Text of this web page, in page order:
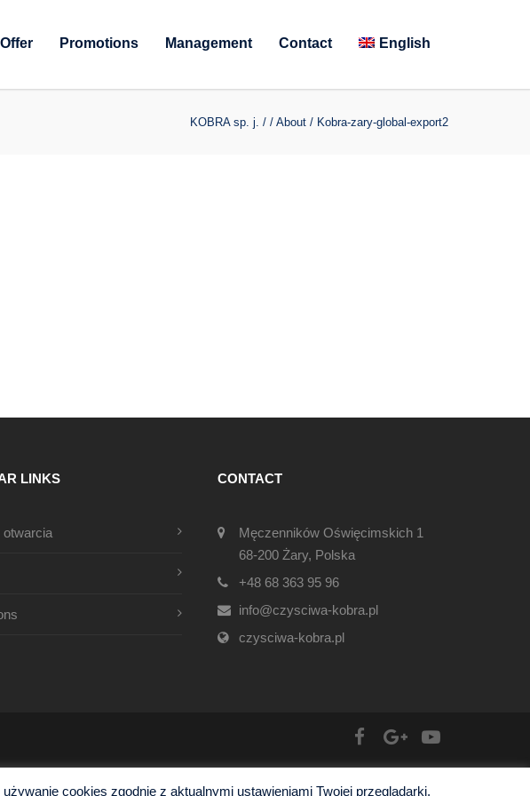
Offer Promotions Management Contact English
KOBRA sp. j. / / About / Kobra-zary-global-export2
LINKS
otwarcia
CONTACT
Męczenników Oświęcimskich 1
68-200 Żary, Polska
+48 68 363 95 96
info@czysciwa-kobra.pl
czysciwa-kobra.pl
cookies zgodnie z aktualnymi ustawieniami Twojej przeglądarki.